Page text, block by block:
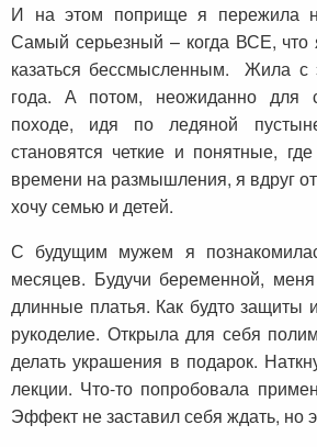
И на этом поприще я пережила
Самый серьезный – когда ВСЕ, что
казаться бессмысленным. Жила с
года. А потом, неожиданно для
походе, идя по ледяной
становятся четкие и понятные,
времени на размышления, я вдруг
хочу семью и детей.
С будущим мужем я
месяцев. Будучи беременной,
длинные платья. Как будто защиты
рукоделие. Открыла для себя
делать украшения в подарок.
лекции. Что-то попробовала
Эффект не заставил себя ждать, но